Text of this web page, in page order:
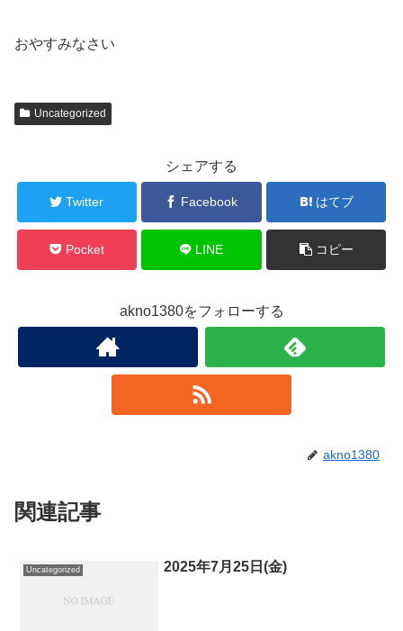
おやすみなさい
Uncategorized
シェアする
Twitter Facebook はてブ
Pocket LINE コピー
akno1380をフォローする
akno1380
関連記事
Uncategorized 2025年7月25日(金)